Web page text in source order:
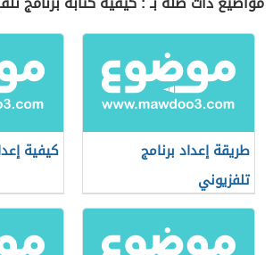
طريقة إعداد برنامج
تلفزيوني
كيفية